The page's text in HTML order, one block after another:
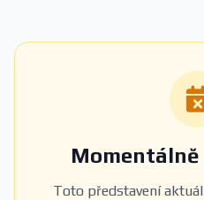
Toto představení